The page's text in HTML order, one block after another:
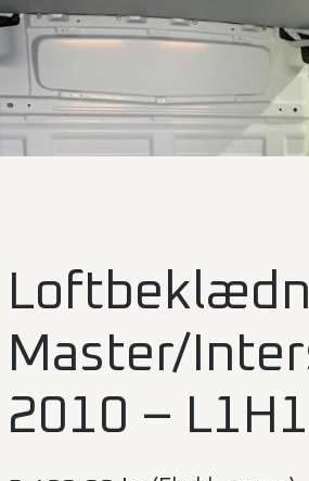
Master/
2010 – L1H1